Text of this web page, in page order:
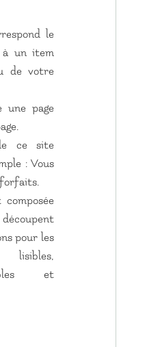
le
à un item
de votre
une page
ce site
: Vous
forfaits.
pour les
et